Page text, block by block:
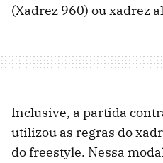
(Xadrez 960) ou xadrez
Inclusive, a partida
utilizou as regras do
do freestyle. Nessa